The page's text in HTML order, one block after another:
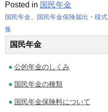
Posted in 国民年金
投
稿
ナ
ビ
ゲ
国民年金、国民年金保険届出・様式
集
国民年金
公的年金のしくみ
国民年金の種類
国民年金保険料について